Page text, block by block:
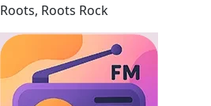
Roots, Roots Rock